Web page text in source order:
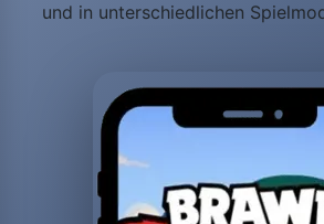
und in unterschiedlichen